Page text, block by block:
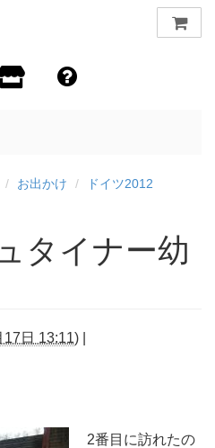
お出かけ ドイツ2012
タイナー幼
17日 13:11)
2番目に訪れたの